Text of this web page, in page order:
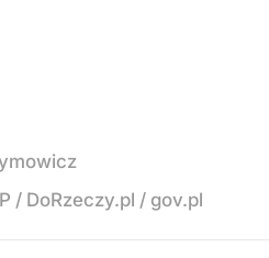
/ DoRzeczy.pl / gov.pl